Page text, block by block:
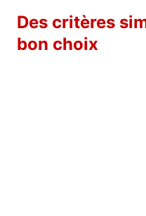
Des critères
bon choix